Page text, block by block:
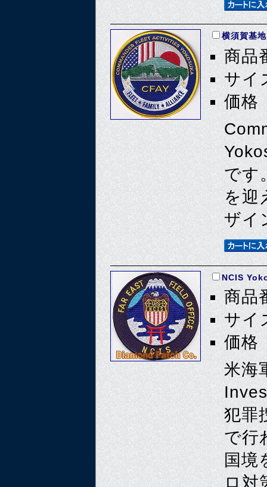
横須賀基
商品
サイ
価格
です
を迎
ザイ
NCIS
商品
サイ
価格
米海
犯罪
で行
国境
ロ対